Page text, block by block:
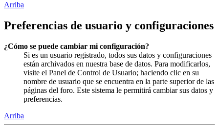
Arriba
Preferencias de usuario y configuraciones
¿Cómo se puede cambiar mi configuración?
Si es un usuario registrado, todos sus datos y configuraciones
están archivados en nuestra base de datos. Para modificarlos,
visite el Panel de Control de Usuario; haciendo clic en su
nombre de usuario que se encuentra en la parte superior de las
páginas del foro. Este sistema le permitirá cambiar sus datos y
preferencias.
Arriba